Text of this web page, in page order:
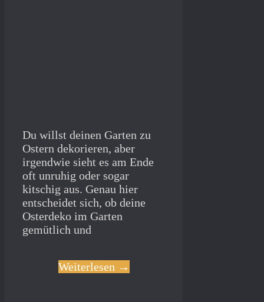
Du willst deinen Garten zu
Ostern dekorieren, aber
irgendwie sieht es am Ende
oft unruhig oder sogar
kitschig aus. Genau hier
entscheidet sich, ob deine
Osterdeko im Garten
gemütlich und
Weiterlesen →